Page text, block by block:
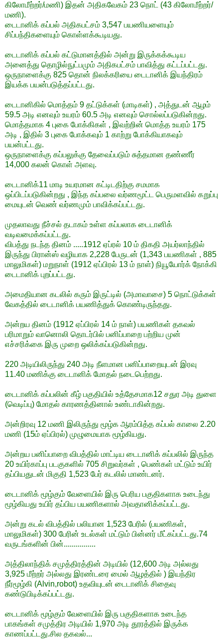
கிலோமீற்றர்/மணி) இதன் அதிகவேகம் 23 நொட் (43 கிலோமீற்றர்/
மணி).
டைடானிக் கப்பல் அதிகபட்சம் 3,547 பயணியளையும்
சிப்பந்திகளையும் கொள்ளக்கூடியது.
டைடானிக் கப்பல் கட்டுமானத்தில் அன்று இருக்கக்கூடிய
அனைத்து தொழில்நுட்பமும் அதிகபட்சம் பாவித்து கட்டப்பட்டது.
ஒருநாளைக்கு 825 தொன் நிலக்கரியை டைடானிக் இயந்திரம்
இயக்க பயன்படுத்தப்பட்டது.
டைடானிகில் மொத்தம் 9 தட்டுக்கள் (மாடிகள்) , அத்துடன் ஆழம்
59.5 அடி எனவும் உயரம் 60.5 அடி எனவும் சொல்லப்படுகின்றது.
மொத்தமாக 4 புகை போக்கிகள் , இவற்றின் மொத்த உயரம் 175
அடி , இதில் 3 புகை போக்கவும் 1 காற்று போக்கியாகவும்
பயன்பட்டது.
ஒருநாளைக்கு கப்பலுக்கு தேவைப்படும் சுத்தமான தண்ணீர்
14,000 கலன் கொள் அளவு.
டைடானிக்11 மாடி உயரமான கட்டிடதிற்கு சமமாக
ஒப்பிடப்படுகின்றது , இந்த கப்பலை வர்ணமூட்ட பெருமளவில் கறுப்பு
மையுடன் வெண் வர்ணமும் பாவிக்கப்பட்டது.
முதலாவது நீச்சல் தடாகம் உள்ள கப்பலாக டைடானிக்
வடிவமைக்கப்பட்டது.
விபத்து நடந்த தினம் .....1912 ஏப்ரல் 10 ம் திகதி அயர்லாந்தில்
இருந்து பிரான்ஸ் வழியாக 2,228 பேருடன் (1,343 பயணிகள் , 885
மாலுமிகள்) மறுநாள் (1912 ஏப்பிரல் 13 ம் நாள்) நியூயோர்க் நோக்கி
டைடானிக் புறப்பட்டது.
அமைதியான கடலில் கரும் இருட்டில் (அமாவாசை) 5 நொட்டுக்கள்
வேகத்தில் டைடானிக் பயணித்துக் கொண்டிருந்தது.
அன்றய தினம் (1912 ஏப்பிரல் 14 ம் நாள்) பயணிகள் தகவல்
பரிமாறும் வானொலி தொடர்பில் பனிப்பாறை பற்றிய முன்
எச்சரிக்கை இரு முறை ஒலிக்கப்படுகின்றது.
220 அடியிலிருந்து 240 அடி நீளமான பனிப்பாறையுடன் இரவு
11.40 மணிக்கு டைடானிக் மோதல் நடைபெற்றது.
டைடானிக் கப்பலின் கீழ் பகுதியில் உத்தேசமாக12 சதுர அடி துளை
(வெடிப்பு) மோதல் காரணத்தினால் உண்டாகின்றது.
அன்றிரவு 12 மணி இலிருந்து மூழ்க ஆரம்பித்த கப்பல் காலை 2.20
மணி (15ம் ஏப்பிரல்) முழுமையாக மூழ்கியது.
அன்றய பனிப்பாறை விபத்தில் மாட்டிய டைடானிக் கப்பலில் இருந்த
20 உயிர்காப்பு படகுகளில் 705 சிறுவர்கள் , பெண்கள் மட்டும் உயிர்
தப்பியதுடன் மிகுதி 1,523 பேர் கடலில் மாண்டனர்.
டைடானிக் மூழ்கும் வேளையில் இரு பெரிய பகுதிகளாக உடைந்து
மூழ்கியது உயிர் தப்பிய பயணிகளால் அவதானிக்கப்பட்டது.
அன்று கடல் விபத்தில் பலியான 1,523 பேரில் (பயணிகள்,
மாலுமிகள்) 300 பேரின் உடல்கள் மட்டும் பின்னர் மீட்கப்பட்டது.74
வருடங்களின் பின்................
அத்திலாந்திக் சமுத்திரத்தின் அடியில் (12,600 அடி அல்லது
3,925 மீற்றர் அல்லது இரண்டரை மைல் ஆழத்தில் ) இயந்திர
நீர்மூழ்கி (Alvin,robot) உதவியுடன் டைடானிக் சிதைவு
கண்டுபிடிக்கப்பட்டது.
டைடானிக் மூழ்கும் வேளையில் இரு பகுதிகளாக உடைந்த
பாகங்கள் சமுத்திர அடியில் 1,970 அடி தூரத்தில் இருக்க
காணப்பட்டது.சில தகவல்...